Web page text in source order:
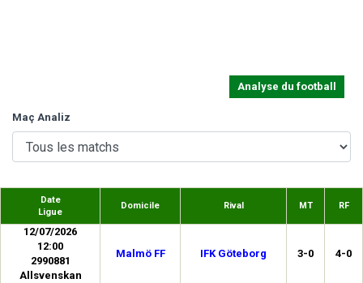
Analyse du football
Maç Analiz
Date
Ligue
Domicile Rival MT RF
12/07/2026
12:00
2990881
Allsvenskan
Malmö FF IFK Göteborg 3-0 4-0